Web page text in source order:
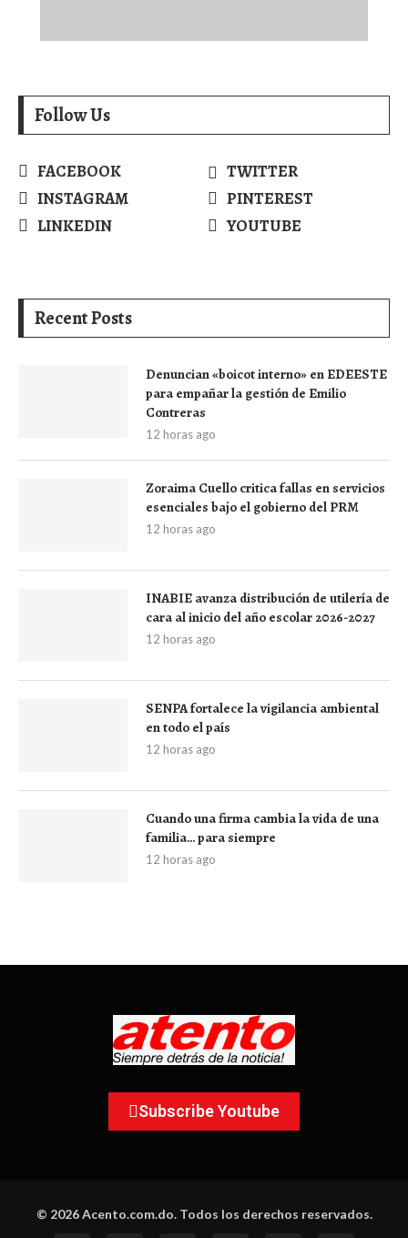
Follow Us
FACEBOOK
TWITTER
INSTAGRAM
PINTEREST
LINKEDIN
YOUTUBE
Recent Posts
Denuncian «boicot interno» en EDEESTE
para empañar la gestión de Emilio
Contreras
12 horas ago
Zoraima Cuello critica fallas en servicios
esenciales bajo el gobierno del PRM
12 horas ago
INABIE avanza distribución de utilería de
cara al inicio del año escolar 2026-2027
12 horas ago
SENPA fortalece la vigilancia ambiental
en todo el país
12 horas ago
Cuando una firma cambia la vida de una
familia… para siempre
12 horas ago
Subscribe Youtube
© 2026 Acento.com.do. Todos los derechos reservados.